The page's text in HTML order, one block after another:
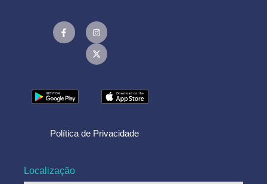
Política de Privacidade
Localização